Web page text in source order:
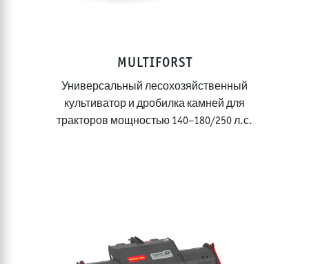
MULTIFORST
Универсальный лесохозяйственный
культиватор и дробилка камней для
тракторов мощностью 140–180/250 л.с.